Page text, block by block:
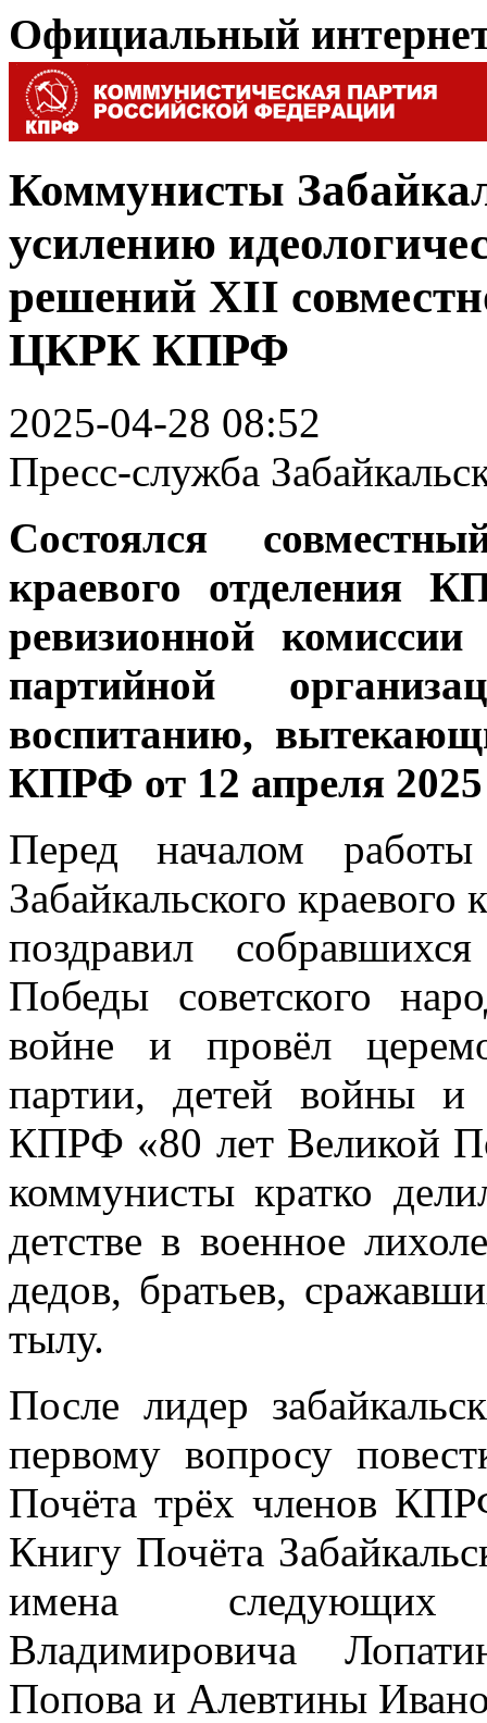
Официальный
Коммунисты
усилению
решений XII
ЦКРК КПРФ
2025-04-28 08:52
Пресс-служба
Состоялся
краевого отделения
ревизионной
партийной
воспитанию,
КПРФ от 12 апреля 2025
Перед началом
Забайкальского
поздравил
Победы советского
войне и провёл
партии, детей войны
КПРФ «80 лет Великой
коммунисты кратко
детстве в военное
дедов, братьев,
тылу.
После лидер
первому вопросу
Почёта трёх членов
Книгу Почёта
имена следующих
Владимировича
Попова и Алевтины